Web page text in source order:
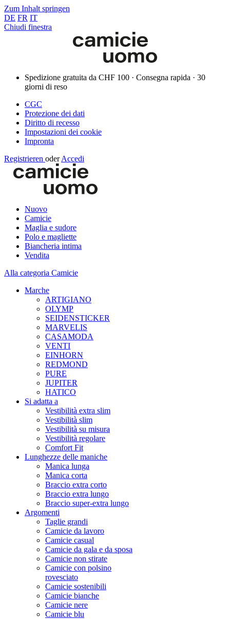
Zum Inhalt springen
DE FR IT
Chiudi finestra
Spedizione gratuita da CHF 100 · Consegna rapida · 30
giorni di reso
CGC
Protezione dei dati
Diritto di recesso
Impostazioni dei cookie
Impronta
Registrieren oder Accedi
Nuovo
Camicie
Maglia e sudore
Polo e magliette
Biancheria intima
Vendita
Alla categoria Camicie
Marche
ARTIGIANO
OLYMP
SEIDENSTICKER
MARVELIS
CASAMODA
VENTI
EINHORN
REDMOND
PURE
JUPITER
HATICO
Si adatta a
Vestibilità extra slim
Vestibilità slim
Vestibilità su misura
Vestibilità regolare
Comfort Fit
Lunghezze delle maniche
Manica lunga
Manica corta
Braccio extra corto
Braccio extra lungo
Braccio super-extra lungo
Argomenti
Taglie grandi
Camicie da lavoro
Camicie casual
Camicie da gala e da sposa
Camicie non stirate
Camicie con polsino
rovesciato
Camicie sostenibili
Camicie bianche
Camicie nere
Camicie blu